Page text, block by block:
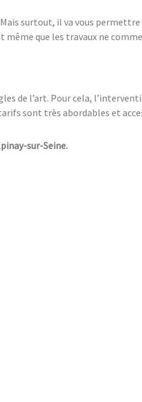
surtout, il va vous permettre
que les travaux ne
de l’art. Pour cela,
sont très abordables et
sur-Seine.